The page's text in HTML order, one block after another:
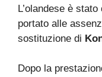
L’olandese è
portato alle
sostituzione di
Dopo la